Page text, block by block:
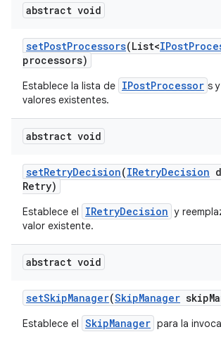
abstract void
setPostProcessors(List<IPost
processors)
Establece la lista de IPostProcessor s
valores existentes.
abstract void
setRetryDecision(IRetryDecision
Retry)
Establece el IRetryDecision y
valor existente.
abstract void
setSkipManager(SkipManager skip
Establece el SkipManager para la